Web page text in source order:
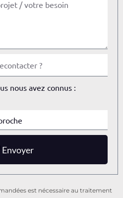
nous avez connus :
Envoyer
est nécessaire au traitement